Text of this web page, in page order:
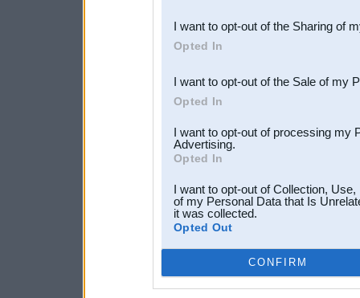
Downstream Participants
third parties.
I want to opt-out of the Sharing of
Opted In
I want to opt-out of the Sale of my
Opted In
I want to opt-out of processing my
Advertising.
Opted In
I want to opt-out of Collection,
of my Personal Data that Is
it was collected.
Opted Out
CONFIRM